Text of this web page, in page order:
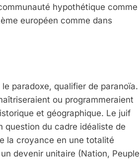
hypothétique comme
européen comme dans
paradoxe, qualifier de paranoïa.
ou programmeraient
et géographique. Le juif
question du cadre idéaliste de
la croyance en une totalité
devenir unitaire (Nation,
Rapport D’ADL Contre